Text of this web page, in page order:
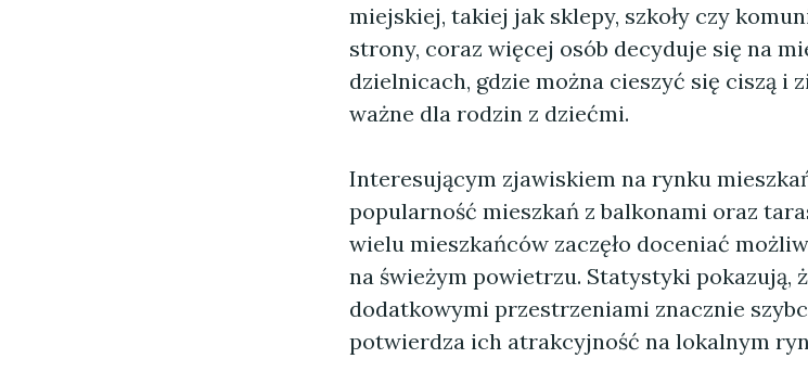
miejskiej, takiej jak sklepy, szkoły czy
strony, coraz więcej osób decyduje się na
dzielnicach, gdzie można cieszyć się ciszą i
ważne dla rodzin z dziećmi.
Interesującym zjawiskiem na rynku
popularność mieszkań z balkonami oraz
wielu mieszkańców zaczęło doceniać
na świeżym powietrzu. Statystyki pokazują,
dodatkowymi przestrzeniami znacznie
potwierdza ich atrakcyjność na lokalnym